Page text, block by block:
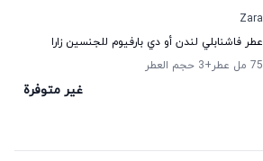
Zara
عطر فاشنابلي لندن أو دي بارفيوم للجنسين زارا
75 مل عطر
+3 حجم العطر
غير متوفرة